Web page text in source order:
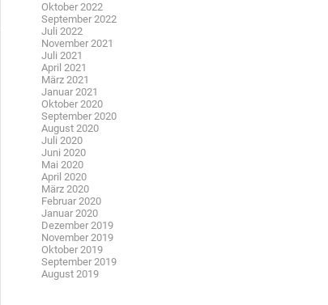
Oktober 2022
September 2022
Juli 2022
November 2021
Juli 2021
April 2021
März 2021
Januar 2021
Oktober 2020
September 2020
August 2020
Juli 2020
Juni 2020
Mai 2020
April 2020
März 2020
Februar 2020
Januar 2020
Dezember 2019
November 2019
Oktober 2019
September 2019
August 2019